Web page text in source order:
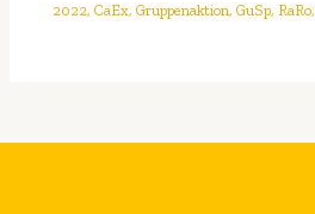
2022,CaEx,Gruppenaktion,GuSp, RaRo,